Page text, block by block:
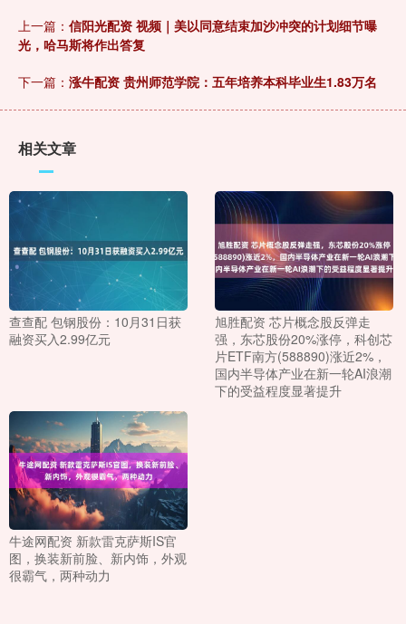
上一篇： 信阳光配资 视频｜美以同意结束加沙冲突的计划细节曝
光，哈马斯将作出答复
下一篇： 涨牛配资 贵州师范学院：五年培养本科毕业生1.83万名
相关文章
查查配 包钢股份：10月31日获
融资买入2.99亿元
旭胜配资 芯片概念股反弹走
强，东芯股份20%涨停，科创芯
片ETF南方(588890)涨近2%，
国内半导体产业在新一轮AI浪潮
下的受益程度显著提升
牛途网配资 新款雷克萨斯IS官
图，换装新前脸、新内饰，外观
很霸气，两种动力